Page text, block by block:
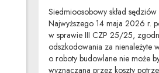
Siedmioosobowy skład
Najwyższego 14 maja 2026 r.
w sprawie III CZP 25/25,
odszkodowania za nienależyte
o roboty budowlane nie może
wyznaczana przez koszty